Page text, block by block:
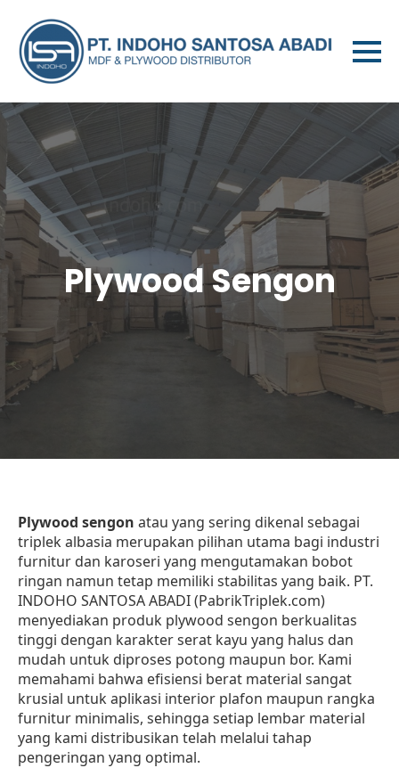
Plywood Sengon
Plywood sengon atau yang sering dikenal sebagai
triplek albasia merupakan pilihan utama bagi industri
furnitur dan karoseri yang mengutamakan bobot
ringan namun tetap memiliki stabilitas yang baik. PT.
INDOHO SANTOSA ABADI (PabrikTriplek.com)
menyediakan produk plywood sengon berkualitas
tinggi dengan karakter serat kayu yang halus dan
mudah untuk diproses potong maupun bor. Kami
memahami bahwa efisiensi berat material sangat
krusial untuk aplikasi interior plafon maupun rangka
furnitur minimalis, sehingga setiap lembar material
yang kami distribusikan telah melalui tahap
pengeringan yang optimal.